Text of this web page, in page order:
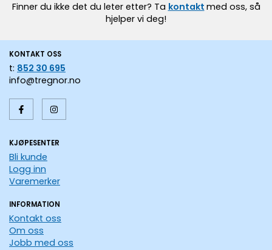
Finner du ikke det du leter etter? Ta kontakt med oss, så
hjelper vi deg!
KONTAKT OSS
t: 852 30 695
info@tregnor.no
KJØPESENTER
Bli kunde
Logg inn
Varemerker
INFORMATION
Kontakt oss
Om oss
Jobb med oss